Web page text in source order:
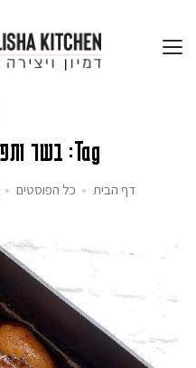
Tag: בשר ותפוחי אדמה בתנור
דף הבית כל הפוסטים